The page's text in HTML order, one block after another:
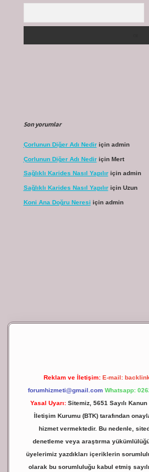
Son yorumlar
Çorlunun Diğer Adı Nediriçin admin
Çorlunun Diğer Adı Nediriçin Mert
Sağlıklı Karides Nasıl Yapılıriçin admin
Sağlıklı Karides Nasıl Yapılıriçin Uzun
Koni Ana Doğru Neresi için admin
Reklam ve İletişim: E-mail:
forumhizmeti@gmail.com Whatsapp:
Yasal Uyarı: Sitemiz, 5651 Sayılı
İletişim Kurumu (BTK) tarafından
hizmet vermektedir. Bu nedenle,
denetleme veya araştırma
üyelerimiz yazdıkları içeriklerin
olarak bu sorumluluğu kabul etmiş